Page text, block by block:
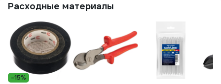
Расходные материалы
-15%